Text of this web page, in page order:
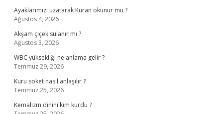
Ayaklarımızı uzatarak Kuran okunur mu ?
Ağustos 4, 2026
Akşam çiçek sulanır mı ?
Ağustos 3, 2026
WBC yüksekliği ne anlama gelir ?
Temmuz 29, 2026
Kuru soket nasıl anlaşılır ?
Temmuz 25, 2026
Kemalizm dinini kim kurdu ?